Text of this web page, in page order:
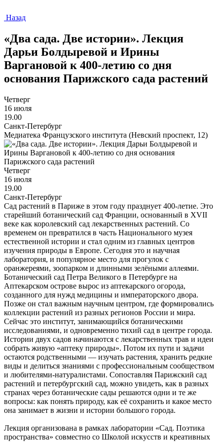
Назад
«Два сада. Две истории». Лекция
Дарьи Болдыревой и Ирины
Варгановой к 400-летию со дня
основания Парижского сада растений
Четверг
16 июля
19.00
Санкт-Петербург
Медиатека Французского института (Невский проспект, 12)
Четверг
16 июля
19.00
Санкт-Петербург
Сад растений в Париже в этом году празднует 400-летие. Это
старейший ботанический сад Франции, основанный в XVII
веке как королевский сад лекарственных растений. Со
временем он превратился в часть Национального музея
естественной истории и стал одним из главных центров
изучения природы в Европе. Сегодня это и научная
лаборатория, и популярное место для прогулок с
оранжереями, зоопарком и длинными зелёными аллеями.
Ботанический сад Петра Великого в Петербурге на
Аптекарском острове вырос из аптекарского огорода,
созданного для нужд медицины и императорского двора.
Позже он стал важным научным центром, где формировались
коллекции растений из разных регионов России и мира.
Сейчас это институт, занимающийся ботаническими
исследованиями, и одновременно тихий сад в центре города.
Истории двух садов начинаются с лекарственных трав и идеи
собрать живую «аптеку природы». Потом их пути и задачи
остаются родственными — изучать растения, хранить редкие
виды и делиться знаниями с профессиональным сообществом
и любителями-натуралистами. Сопоставляя Парижский сад
растений и петербургский сад, можно увидеть, как в разных
странах через ботанические сады решаются одни и те же
вопросы: как понять природу, как её сохранить и какое место
она занимает в жизни и истории большого города.
Лекция организована в рамках лаборатории «Сад. Поэтика
пространства» совместно со Школой искусств и креативных